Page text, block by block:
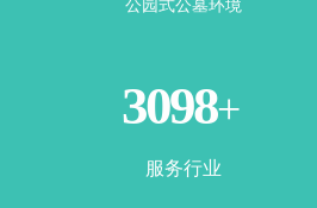
公园式公墓环境
3500+
服务行业